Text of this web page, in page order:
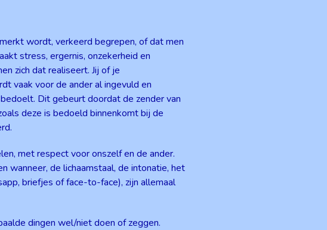
wordt, verkeerd begrepen, of dat men
stress, ergernis, onzekerheid en
zich dat realiseert. Jij of je
vaak voor de ander al ingevuld en
Dit gebeurt doordat de zender van
deze is bedoeld binnenkomt bij de
met respect voor onszelf en de ander.
wanneer, de lichaamstaal, de intonatie, het
briefjes of face-to-face), zijn allemaal
dingen wel/niet doen of zeggen.